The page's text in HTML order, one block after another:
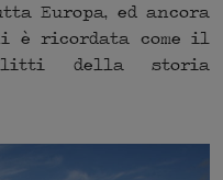
Europa, ed ancora
è ricordata come il
della storia